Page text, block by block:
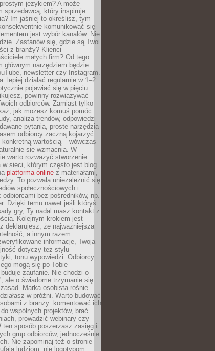
językiem? A może
sprzedawcą, który inspiruje
Im jaśniej to określisz, tym
komunikować się
jest wybór kanałów. Nie
Zastanów się, gdzie są Twoi
z branży? Klienci
małych firm? Od tego
głównym narzędziem będzie
newsletter czy Instagram.
lepiej działać regularnie w 1–2
pojawiać się w pięciu.
powinny rozwiązywać
odbiorców. Zamiast tylko
jak możesz komuś pomóc:
analiza trendów, odpowiedzi
pytania, proste narzędzia
odbiorcy zaczną kojarzyć
wartością – wówczas
się wzmacnia. W
warto rozważyć stworzenie
w sieci, którym często jest blog
platforma online z materiałami,
To pozwala uniezależnić się
społecznościowych i
odbiorcami bez pośredników, np.
Dzięki temu nawet jeśli któryś
gry, Ty nadal masz kontakt z
Kolejnym krokiem jest
deklarujesz, że najważniejsza
a innym razem
informacje, Twoja
dotyczy też stylu
tonu wypowiedzi. Odbiorcy
mogą się po Tobie
zaufanie. Nie chodzi o
ale o świadome trzymanie się
Marka osobista rośnie
w próżni. Warto budować
z branży: komentować ich
wspólnych projektów, brać
prowadzić webinary czy
ten sposób poszerzasz zasięg i
grup odbiorców, jednocześnie
Nie zapominaj też o stronie
ludziom, nie logotypom.